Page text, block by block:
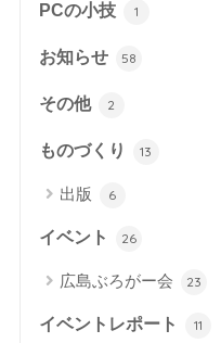
PCの小技 1
お知らせ 58
その他 2
ものづくり 13
出版 6
イベント 26
広島ぶろがー会 23
イベントレポート 11